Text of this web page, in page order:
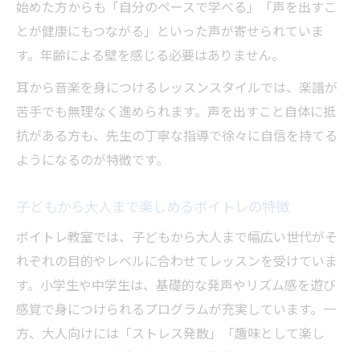
始めた方からも「自分のペースで学べる」「声を出すこ
とが健康にもつながる」といった声が寄せられていま
す。年齢による壁を感じる必要はありません。
耳から音楽を身につけるレッスンスタイルでは、楽譜が
苦手でも無理なく進められます。声を出すこと自体に抵
抗がある方も、先生の丁寧な指導で徐々に自信を持てる
ようになるのが特徴です。
子どもから大人まで楽しめるボイトレの特徴
ボイトレ教室では、子どもから大人まで幅広い世代がそ
れぞれの目的やレベルに合わせてレッスンを受けていま
す。小学生や中学生は、基礎的な発声やリズム感を遊び
感覚で身につけられるプログラムが充実しています。一
方、大人向けには「ストレス発散」「趣味として楽し